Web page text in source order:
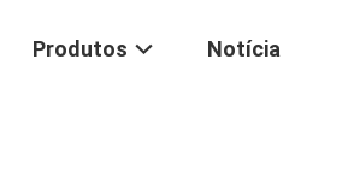
Produtos Notícia